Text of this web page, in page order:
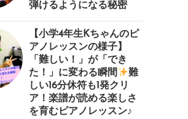
弾けるようになる秘密
【小学4年生Kちゃんのピ
アノレッスンの様子】
「難しい！」が「でき
た！」に変わる瞬間
⁠難
しい16分休符も1発クリ
ア！楽譜が読める楽しさ
を育むピアノレッスン♪⁠